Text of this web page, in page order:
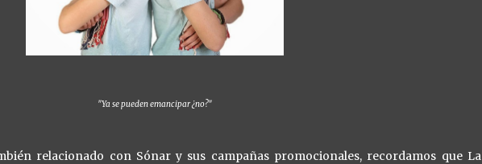
"Ya se pueden emancipar ¿no?"
relacionado con Sónar y sus campañas promocionales, recordamos que La